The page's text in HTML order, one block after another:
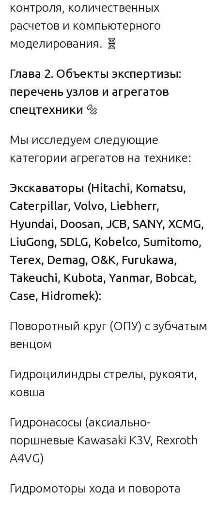
контроля, количественных
расчетов и компьютерного
моделирования. 🧬
Глава 2. Объекты экспертизы:
перечень узлов и агрегатов
спецтехники 🔩
Мы исследуем следующие
категории агрегатов на технике:
Экскаваторы (Hitachi, Komatsu,
Caterpillar, Volvo, Liebherr,
Hyundai, Doosan, JCB, SANY, XCMG,
LiuGong, SDLG, Kobelco, Sumitomo,
Terex, Demag, O&K, Furukawa,
Takeuchi, Kubota, Yanmar, Bobcat,
Case, Hidromek):
Поворотный круг (ОПУ) с зубчатым
венцом
Гидроцилиндры стрелы, рукояти,
ковша
Гидронасосы (аксиально-
поршневые Kawasaki K3V, Rexroth
A4VG)
Гидромоторы хода и поворота